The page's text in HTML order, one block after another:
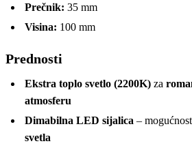
Prečnik: 35 mm
Visina: 100 mm
Prednosti
Ekstra toplo svetlo (2200K) za
atmosferu
Dimabilna LED sijalica – mogućnost
svetla